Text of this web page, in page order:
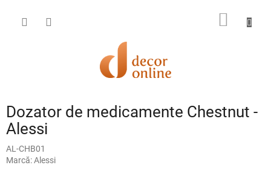
conținut
COŞ
Dozator de medicamente Chestnut -
Alessi
AL-CHB01
Marcă:Alessi